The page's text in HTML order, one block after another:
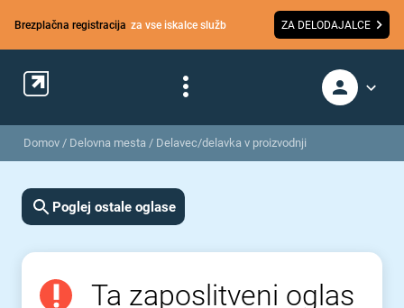
Brezplačna registracija za vse iskalce služb ZA DELODAJALCE
Domov / Delovna mesta / Delavec/delavka v proizvodnji
Poglej ostale oglase
Ta zaposlitveni oglas